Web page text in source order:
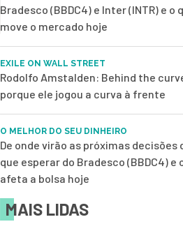
Bradesco (BBDC4) e Inter (INTR) e o
move o mercado hoje
EXILE ON WALL STREET
Rodolfo Amstalden: Behind the
porque ele jogou a curva à frente
O MELHOR DO SEU DINHEIRO
De onde virão as próximas decisões
que esperar do Bradesco (BBDC4) e
afeta a bolsa hoje
MAIS LIDAS